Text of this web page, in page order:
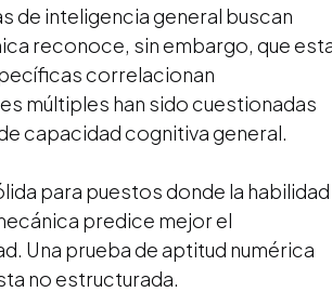
de inteligencia general buscan
reconoce, sin embargo, que
correlacionan
múltiples han sido cuestionadas
capacidad cognitiva general.
para puestos donde la habilidad
predice mejor el
Una prueba de aptitud numérica
no estructurada.